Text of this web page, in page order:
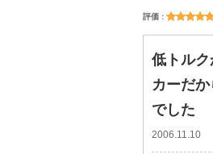
評価
低トル
カーだ
でした
2006.11.10